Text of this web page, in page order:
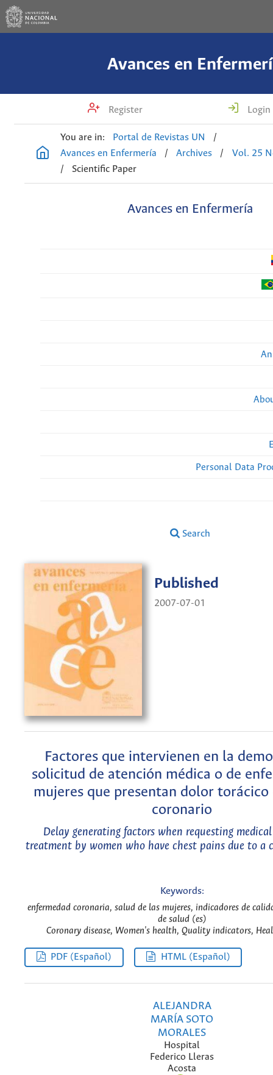
Avances en
Register Login
You are in: Portal de Revistas UN
/
Avances en Enfermería
/ Archives /
Vol. 25
/
Scientific Paper
Avances en Enfermería
Personal Data
Search
Published
2007-07-01
Factores que intervienen en la
solicitud de atención médica o de
mujeres que presentan dolor torácico
coronario
Delay generating factors when requesting
treatment by women who have chest pains due to a
Keywords:
enfermedad coronaria, salud de las mujeres, indicadores de
de salud (es)
Coronary disease, Women's health, Quality indicators,
PDF (Español) HTML (Español)
ALEJANDRA
MARÍA SOTO
MORALES
Hospital
Federico Lleras
Acosta